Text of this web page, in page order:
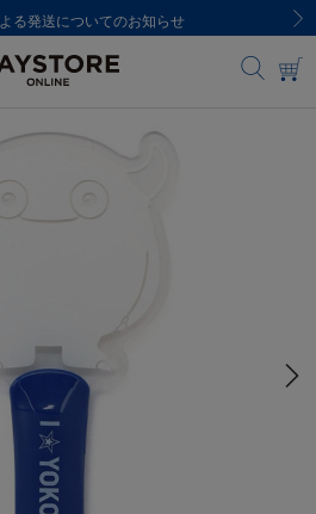
る発送についてのお知らせ